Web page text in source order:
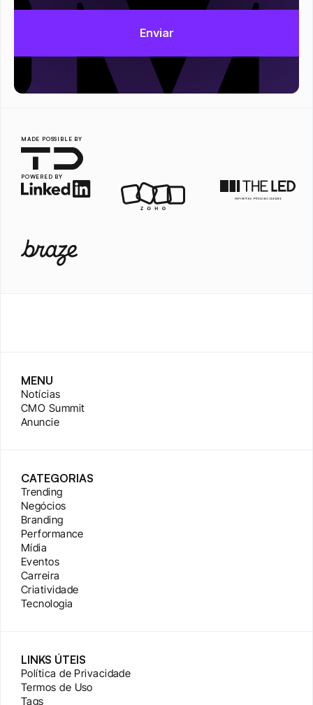
MADE POSSIBLE BY
POWERED BY
MENU
Notícias
CMO Summit
Anuncie
CATEGORIAS
Trending
Negócios
Branding
Performance
Mídia
Eventos
Carreira
Criatividade
Tecnologia
LINKS ÚTEIS
Política de Privacidade
Termos de Uso
Tags